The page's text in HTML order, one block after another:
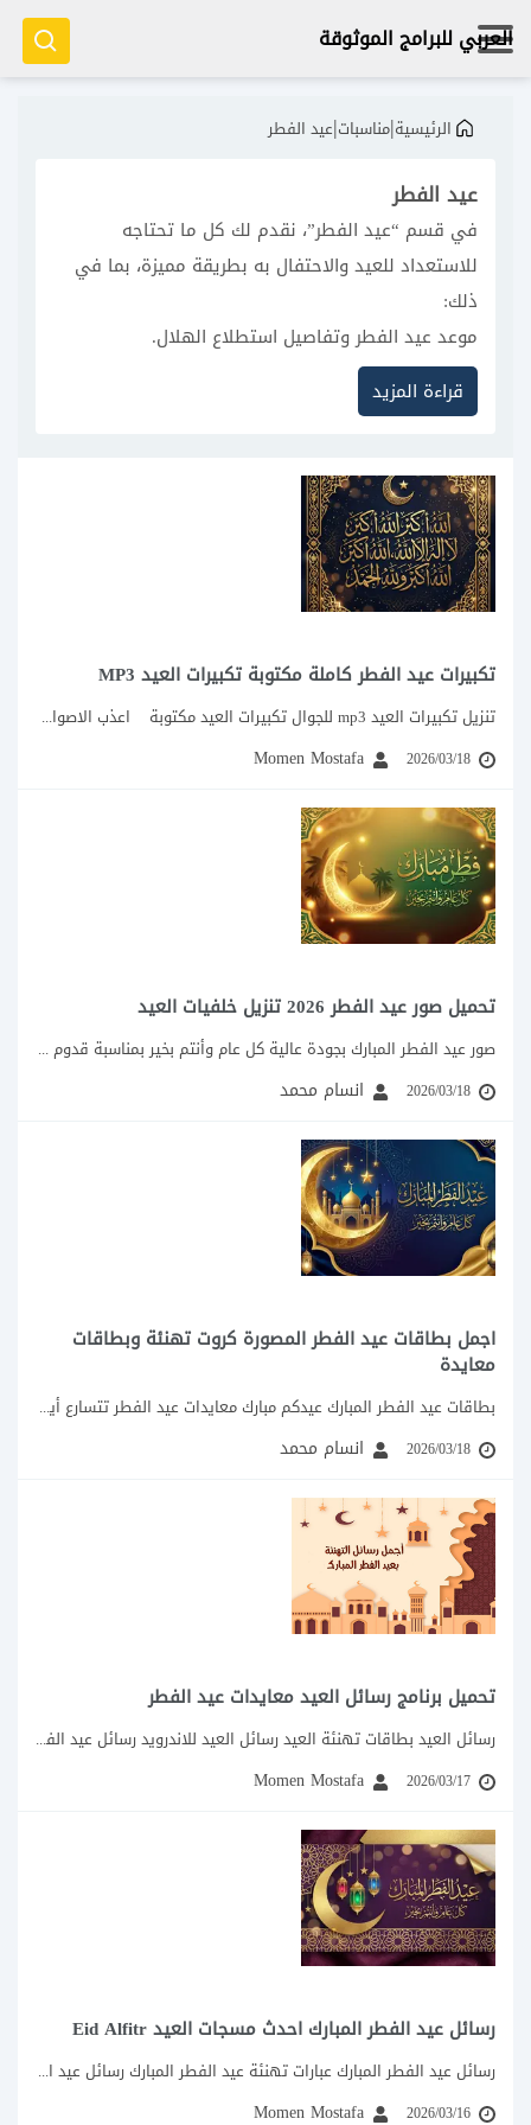
العربي للبرامج الموثوقة
الرئيسية|مناسبات|عيد الفطر
عيد الفطر
في قسم “عيد الفطر”، نقدم لك كل ما تحتاجه
للاستعداد للعيد والاحتفال به بطريقة مميزة، بما في
ذلك:
موعد عيد الفطر وتفاصيل استطلاع الهلال.
أدعية العيد وأذكار ما بعد رمضان.
أجمل تصاميم بطاقات التهنئة بالعيد.
قراءة المزيد
تكبيرات عيد الفطر كاملة مكتوبة تكبيرات العيد MP3
تنزيل تكبيرات العيد mp3 للجوال تكبيرات العيد مكتوبة اعذب الاصوات التي تصدح بتكبيرات...
2026/03/18
Momen Mostafa
تحميل صور عيد الفطر 2026 تنزيل خلفيات العيد
صور عيد الفطر المبارك بجودة عالية كل عام وأنتم بخير بمناسبة قدوم عيد الفطر...
2026/03/18 انسام محمد
اجمل بطاقات عيد الفطر المصورة كروت تهنئة وبطاقات
معايدة
بطاقات عيد الفطر المبارك عيدكم مبارك معايدات عيد الفطر تتسارع أيام شهر رمضان في...
2026/03/18 انسام محمد
تحميل برنامج رسائل العيد معايدات عيد الفطر
رسائل العيد بطاقات تهنئة العيد رسائل العيد للاندرويد رسائل عيد الفطر للايفون اجمل مسجات ورسائل...
2026/03/17
Momen Mostafa
رسائل عيد الفطر المبارك احدث مسجات العيد Eid Alfitr
رسائل عيد الفطر المبارك عبارات تهنئة عيد الفطر المبارك رسائل عيد الفطر للاصدقاء :...
2026/03/16
Momen Mostafa